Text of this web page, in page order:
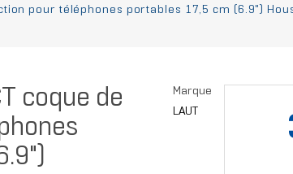
pour téléphones portables 17,5 cm (6.9")
coque de
Marque
LAUT